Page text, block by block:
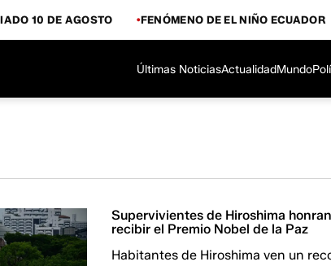
10 DE AGOSTO FENÓMENO DE EL NIÑO ECUADOR
Últimas NoticiasActualidadMundo
Supervivientes de Hiroshima
recibir el Premio Nobel de la Paz
Habitantes de Hiroshima ven un